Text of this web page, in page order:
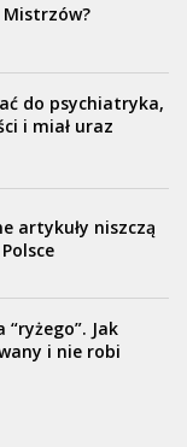
Mistrzów?
do psychiatryka,
i miał uraz
artykuły niszczą
“ryżego”. Jak
i nie robi